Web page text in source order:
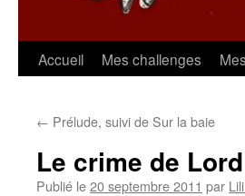
Aller
contenu
Accueil Mes challenges
← Prélude, suivi de Sur la baie
Le crime de
Publié le20 septembre 2011 par